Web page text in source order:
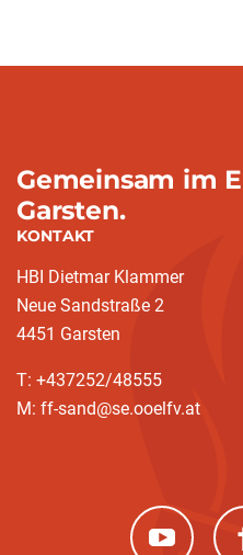
Gemeinsam im
Garsten.
KONTAKT
HBI Dietmar Klammer
Neue Sandstraße 2
4451 Garsten
T: +437252/48555
M: ff-sand@se.ooelfv.at